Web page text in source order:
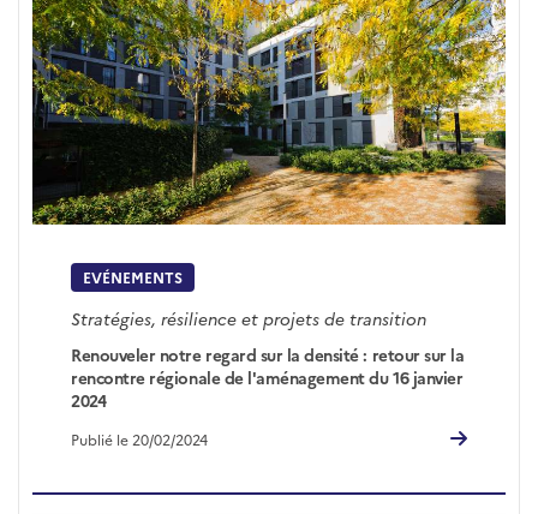
EVÉNEMENTS
Stratégies, résilience et projets de transition
Renouveler notre regard sur la densité : retour sur la
rencontre régionale de l'aménagement du 16 janvier
2024
Publié le 20/02/2024